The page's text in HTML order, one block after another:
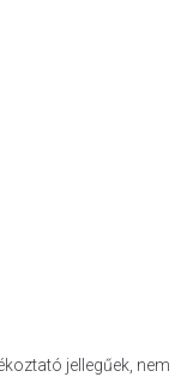
jellegűek, nem